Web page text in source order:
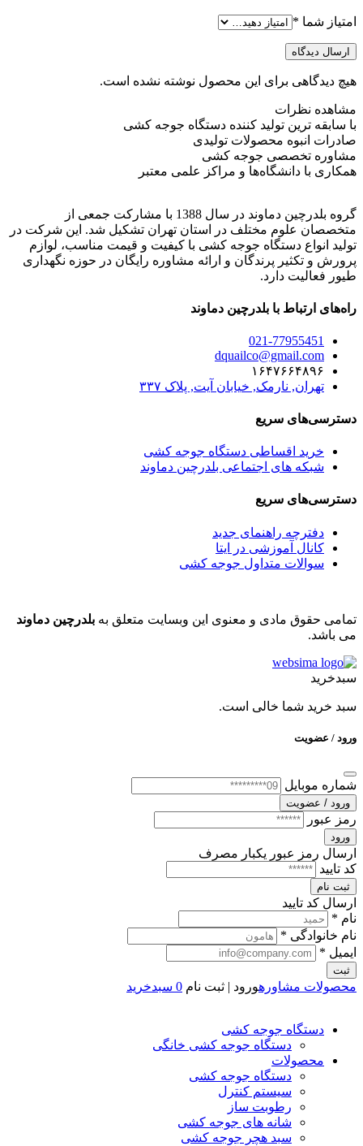
امتیاز شما *
ارسال دیدگاه
هیچ دیدگاهی برای این محصول نوشته نشده است.
مشاهده نظرات
با سابقه ترین تولید کننده دستگاه جوجه کشی
صادرات انبوه محصولات تولیدی
مشاوره تخصصی جوجه کشی
همکاری با دانشگاه‌ها و مراکز علمی معتبر
گروه بلدرچین دماوند در سال 1388 با مشارکت جمعی از
متخصصان علوم مختلف در استان تهران تشکیل شد. این شرکت در
تولید انواع دستگاه جوجه کشی با کیفیت و قیمت مناسب، لوازم
پرورش و تکثیر پرندگان و ارائه مشاوره رایگان در حوزه نگهداری
طیور فعالیت دارد.
راه‌های ارتباط با بلدرچین دماوند
021-77955451
dquailco@gmail.com
۱۶۴۷۶۶۴۸۹۶
تهران, نارمک, خیابان آیت, پلاک ۳۳۷
دسترسی‌های سریع
خرید اقساطی دستگاه جوجه کشی
شبکه های اجتماعی بلدرچین دماوند
دسترسی‌های سریع
دفترچه راهنمای جدید
کانال آموزشی در ایتا
سوالات متداول جوجه کشی
تمامی حقوق مادی و معنوی این وبسایت متعلق به بلدرچین دماوند
می باشد.
سبدخرید
سبد خرید شما خالی است.
ورود / عضویت
شماره موبایل
ورود / عضویت
رمز عبور
ورود
ارسال رمز عبور یکبار مصرف
کد تایید
ثبت نام
ارسال کد تایید
نام *
نام خانوادگی *
ایمیل *
ثبت
محصولات مشاورهورود | ثبت نام 0 سبدخرید
دستگاه جوجه کشی
دستگاه جوجه کشی خانگی
محصولات
دستگاه جوجه کشی
سیستم کنترل
رطوبت ساز
شانه های جوجه کشی
سبد هچر جوجه کشی